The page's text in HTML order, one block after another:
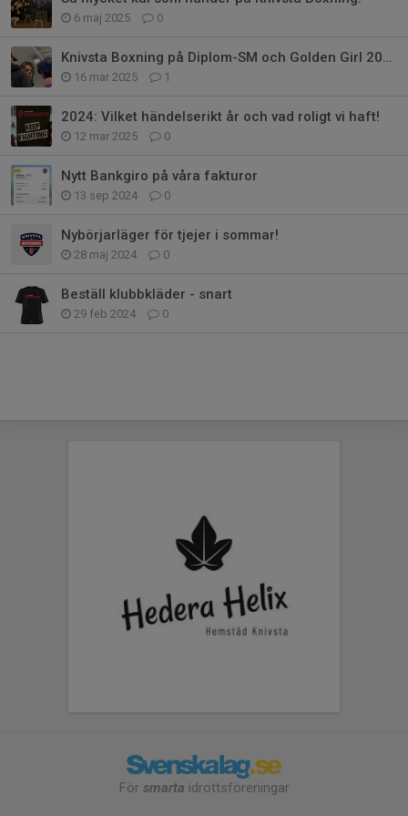
6 maj 2025 0
Knivsta Boxning på Diplom-SM och Golden Girl 2025!
16 mar 2025 1
2024: Vilket händelserikt år och vad roligt vi haft!
12 mar 2025 0
Nytt Bankgiro på våra fakturor
13 sep 2024 0
Nybörjarläger för tjejer i sommar!
28 maj 2024 0
Beställ klubbkläder - snart
29 feb 2024 0
För smarta idrottsföreningar